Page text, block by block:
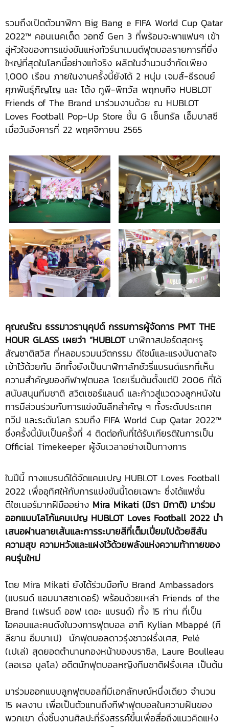
รวมถึงเปิดตัวนาฬิกา Big Bang e FIFA World Cup Qatar
2022™ คอนเนคเต็ด วอทช์ Gen 3 ที่พร้อมจะพาแฟนๆ เข้า
สู่หัวใจของการแข่งขันแห่งทัวร์นาเมนต์ฟุตบอลรายการที่ยิ่ง
ใหญ่ที่สุดในโลกนี้อย่างแท้จริง ผลิตในจำนวนจำกัดเพียง
1,000 เรือน ภายในงานครั้งนี้ยังได้ 2 หนุ่ม เจมส์-ธีรดนย์
ศุภพันธุ์ภิญโญ และ โต้ง ทูพี-พิทวัส พฤกษกิจ HUBLOT
Friends of The Brand มาร่วมงานด้วย ณ HUBLOT
Loves Football Pop-Up Store ชั้น G เซ็นทรัล เอ็มบาสซี
เมื่อวันอังคารที่ 22 พฤศจิกายน 2565
คุณณรัณ ธรรมาวรานุคุปต์ กรรมการผู้จัดการ PMT THE
HOUR GLASS เผยว่า “HUBLOTนาฬิกาสปอร์ตสุดหรู
สัญชาติสวิส ที่หลอมรวมนวัตกรรม ดีไซน์และแรงบันดาลใจ
เข้าไว้ด้วยกัน อีกทั้งยังเป็นนาฬิกาลักชัวรี่แบรนด์แรกที่เห็น
ความสำคัญของกีฬาฟุตบอล โดยเริ่มต้นตั้งแต่ปี 2006 ที่ได้
สนับสนุนทีมชาติ สวิตเซอร์แลนด์ และก้าวสู่แวดวงลูกหนังใน
การมีส่วนร่วมกับการแข่งขันลีกสำคัญ ๆ ทั้งระดับประเทศ
ทวีป และระดับโลก รวมถึง FIFA World Cup Qatar 2022™
ซึ่งครั้งนี้นับเป็นครั้งที่ 4 ติดต่อกันที่ได้รับเกียรติในการเป็น
Official Timekeeper ผู้จับเวลาอย่างเป็นทางการ
ในปีนี้ ทางแบรนด์ได้จัดแคมเปญ HUBLOT Loves Football
2022 เพื่ออุทิศให้กับการแข่งขันนี้โดยเฉพาะ ซึ่งได้แฟชั่น
ดีไซเนอร์มากฝีมืออย่าง Mira Mikati (มิรา มิกาติ) มาร่วม
ออกแบบโลโก้แคมเปญ HUBLOT Loves Football 2022 นำ
เสนอผ่านลายเส้นและการระบายสีที่เต็มเปี่ยมไปด้วยสีสัน
ความสุข ความหวังและแฝงไว้ด้วยพลังแห่งความท้าทายของ
คนรุ่นใหม่
โดย Mira Mikati ยังได้ร่วมมือกับ Brand Ambassadors
(แบรนด์ แอมบาสซาเดอร์) พร้อมด้วยเหล่า Friends of the
Brand (เฟรนด์ ออฟ เดอะ แบรนด์) ทั้ง 15 ท่าน ที่เป็น
ไอคอนและคนดังในวงการฟุตบอล อาทิ Kylian Mbappé (กี
ลียาน อึมบาเป) นักฟุตบอลดาวรุ่งชาวฝรั่งเศส, Pelé
(เปเล่) สุดยอดตำนานกองหน้าของบราซิล, Laure Boulleau
(ลอเรอ บูลโล) อดีตนักฟุตบอลหญิงทีมชาติฝรั่งเศส เป็นต้น
มาร่วมออกแบบลูกฟุตบอลที่มีเอกลักษณ์หนึ่งเดียว จำนวน
15 ผลงาน เพื่อเป็นตัวแทนถึงกีฬาฟุตบอลในความฝันของ
พวกเขา ดั่งชิ้นงานศิลปะที่รังสรรค์ขึ้นเพื่อสื่อถึงแนวคิดแห่ง